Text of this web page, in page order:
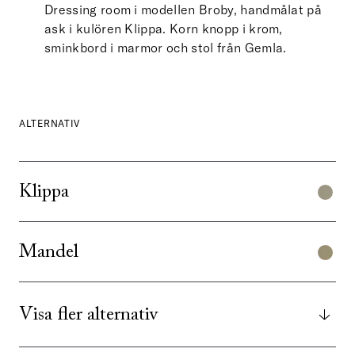
Dressing room i modellen Broby, handmålat på
ask i kulören Klippa. Korn knopp i krom,
sminkbord i marmor och stol från Gemla.
ALTERNATIV
Klippa
Mandel
Visa fler alternativ